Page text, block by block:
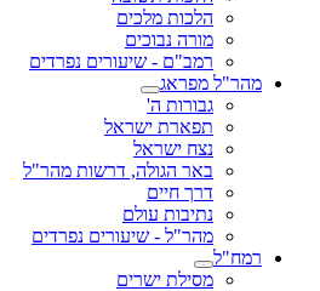
הלכות מלכים
מורה נבוכים
רמב"ם - שיעורים נפרדים
מהר"ל מפראג
גבורות ה'
תפארת ישראל
נצח ישראל
באר הגולה, דרשות מהר"ל
דרך חיים
נתיבות עולם
מהר"ל - שיעורים נפרדים
רמח"ל
מסילת ישרים